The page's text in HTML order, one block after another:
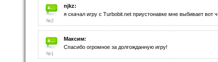
njkz:
я скачал игру с Turbobit.net приустонавке мне выбивает
№2
Максим:
Спасибо огромное за долгожданную игру!
№1